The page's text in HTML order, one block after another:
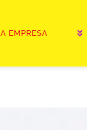
A EMPRESA